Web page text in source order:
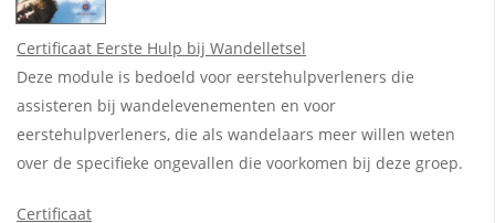
Certificaat Eerste Hulp bij Wandelletsel
Deze module is bedoeld voor eerstehulpverleners die
assisteren bij wandelevenementen en voor
eerstehulpverleners, die als wandelaars meer willen weten
over de specifieke ongevallen die voorkomen bij deze groep.
Certificaat